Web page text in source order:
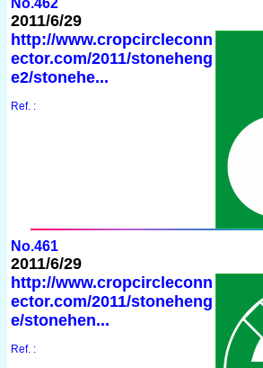
No.462
2011/6/29
http://www.cropcircleconn
ector.com/2011/stoneheng
e2/stonehe...
Ref. :
No.461
2011/6/29
http://www.cropcircleconn
ector.com/2011/stoneheng
e/stonehen...
Ref. :